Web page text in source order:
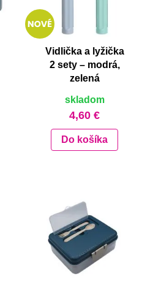
Vidlička a lyžička
2 sety – modrá,
zelená
skladom
4,60 €
Do košíka